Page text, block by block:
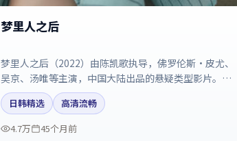
梦里人之后
梦里人之后（2022）由陈凯歌执导，佛罗伦斯·皮尤、
吴京、汤唯等主演，中国大陆出品的悬疑类型影片。镜
头克制却充满张力，人物弧光完整。剧情简介与主创信
息可供检索参考，上映日期以片方资料为准。
日韩精选
高清流畅
4.7万
45个月前